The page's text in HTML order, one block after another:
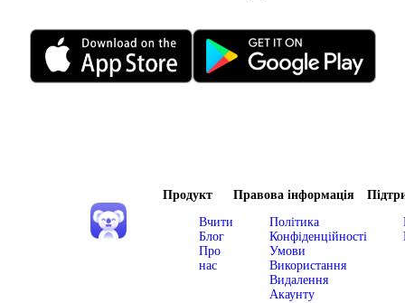
Продукт
Вчити
Блог
Про
нас
Правова інформація
Політика
Конфіденційності
Умови
Використання
Видалення
Акаунту